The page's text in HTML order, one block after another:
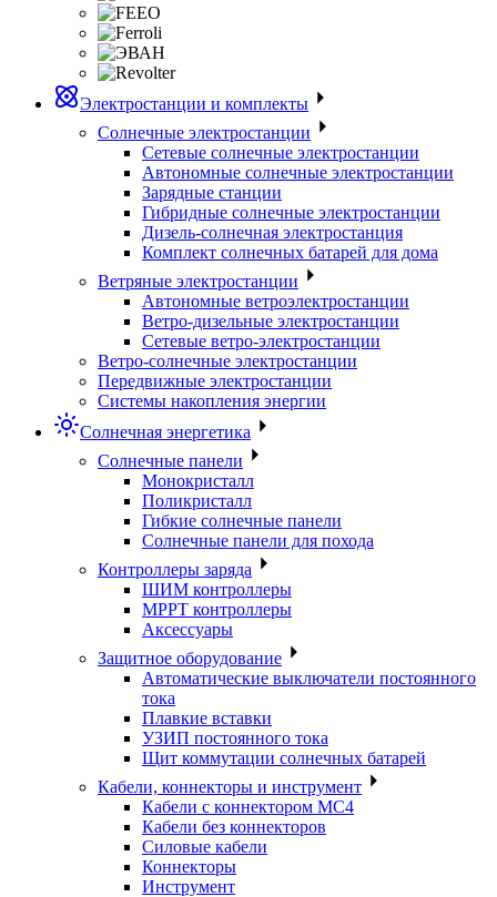
Электростанции и комплекты
Солнечные электростанции
Сетевые солнечные электростанции
Автономные солнечные электростанции
Зарядные станции
Гибридные солнечные электростанции
Дизель-солнечная электростанция
Комплект солнечных батарей для дома
Ветряные электростанции
Автономные ветроэлектростанции
Ветро-дизельные электростанции
Сетевые ветро-электростанции
Ветро-солнечные электростанции
Передвижные электростанции
Системы накопления энергии
Солнечная энергетика
Солнечные панели
Монокристалл
Поликристалл
Гибкие солнечные панели
Солнечные панели для похода
Контроллеры заряда
ШИМ контроллеры
МРРТ контроллеры
Аксессуары
Защитное оборудование
Автоматические выключатели постоянного
тока
Плавкие вставки
УЗИП постоянного тока
Щит коммутации солнечных батарей
Кабели, коннекторы и инструмент
Кабели с коннектором МС4
Кабели без коннекторов
Силовые кабели
Коннекторы
Инструмент